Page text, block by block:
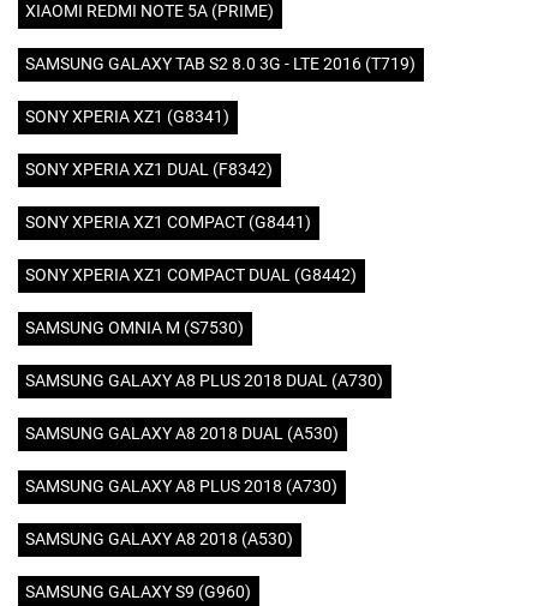
XIAOMI REDMI NOTE 5A (PRIME)
SAMSUNG GALAXY TAB S2 8.0 3G - LTE 2016 (T719)
SONY XPERIA XZ1 (G8341)
SONY XPERIA XZ1 DUAL (F8342)
SONY XPERIA XZ1 COMPACT (G8441)
SONY XPERIA XZ1 COMPACT DUAL (G8442)
SAMSUNG OMNIA M (S7530)
SAMSUNG GALAXY A8 PLUS 2018 DUAL (A730)
SAMSUNG GALAXY A8 2018 DUAL (A530)
SAMSUNG GALAXY A8 PLUS 2018 (A730)
SAMSUNG GALAXY A8 2018 (A530)
SAMSUNG GALAXY S9 (G960)